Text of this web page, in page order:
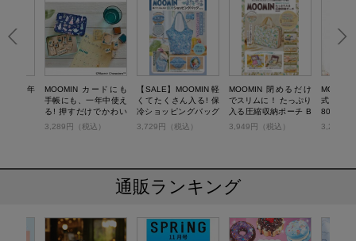
の万年
MOOMIN カードにも
手帳にも、一年中使え
る! 押すだけでかわい
い大人のスタンプセッ
3,289円（税込）
【SALE】MOOMIN 軽
くてたくさん入る! 保
冷ショッピングバッグ
BOOK
3,729円（税込）
MOOMIN 閉めるだけ
でスリムに！ たっぷり
入る圧縮収納ポーチ B
OOK
3,949円（税込）
式ファ
80th限
BIGトー
3,289円
通販ランキング